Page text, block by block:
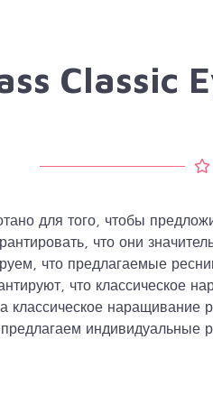
Classic
для того, чтобы
что они
что предлагаемые
что классическое
наращивание